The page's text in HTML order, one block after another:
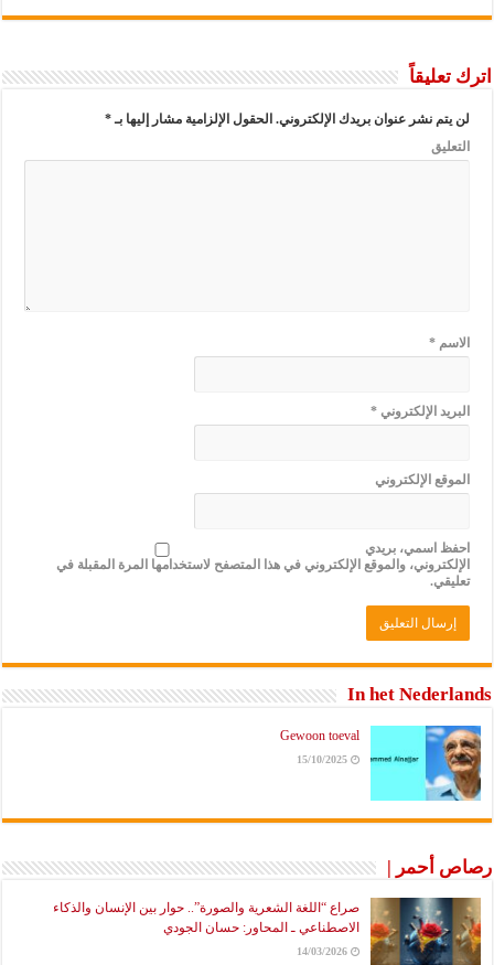
نشر عنوان بريدك الإلكتروني.الحقول الإلزامية مشار إليها بـ *
*
الإلكتروني*
الإلكتروني
اسمي، بريدي
والموقع الإلكتروني في هذا المتصفح لاستخدامها المرة المقبلة في
In het
Gewoon toeval
15/10/2025
أحمر |
صراع “اللغة الشعرية والصورة”.. حوار بين الإنسان والذكاء
الاصطناعي ـ المحاور: حسان الجودي
14/03/2026